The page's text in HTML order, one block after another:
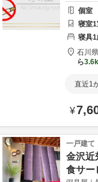
個室
寝室1
寝具1
石川県
ら
直近1
¥
一戸建て
金沢近
食サー